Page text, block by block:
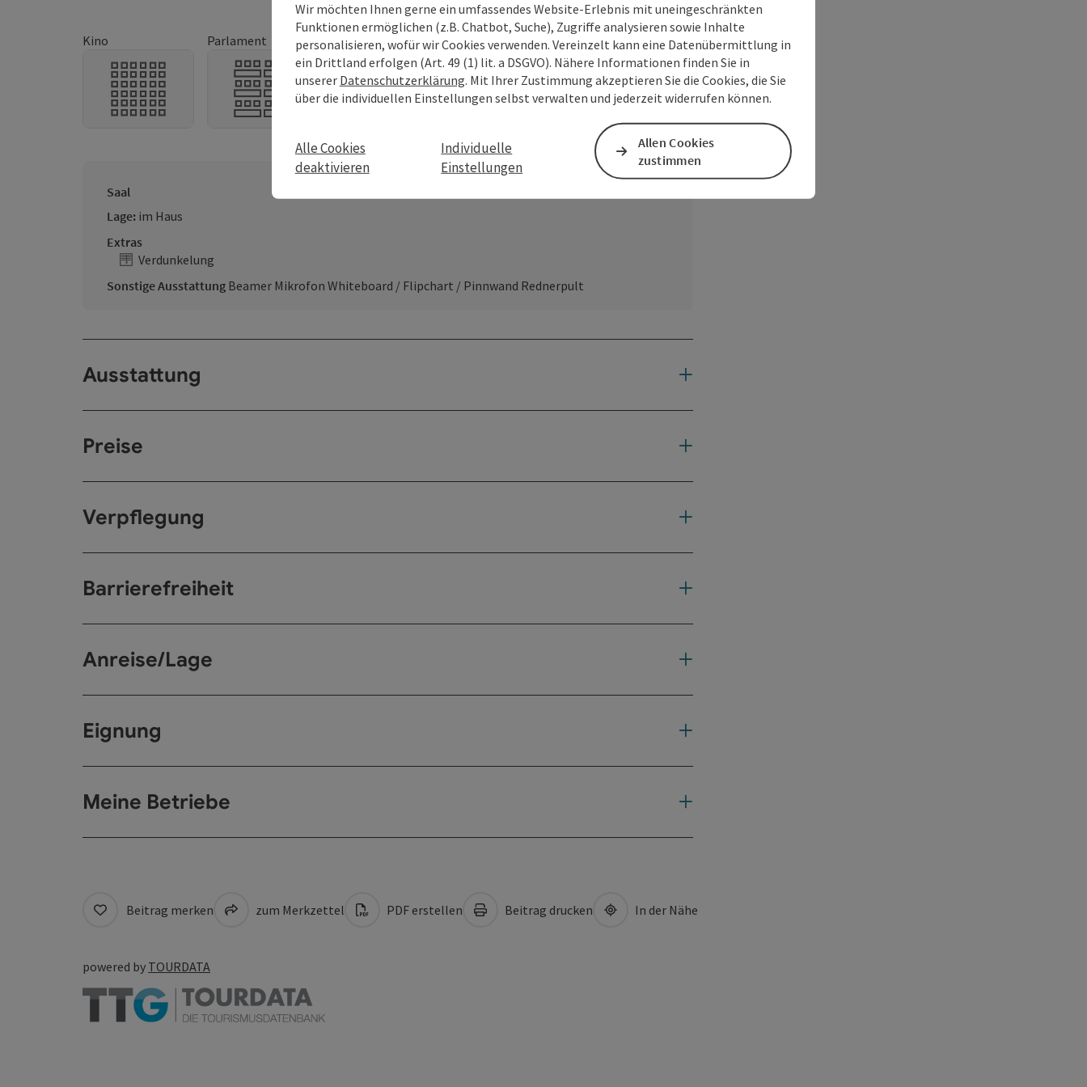
Kino Parlament U-Form Gala
Saal
Lage: im Haus
Extras
Verdunkelung
Sonstige Ausstattung Beamer Mikrofon Whiteboard / Flipchart / Pinnwand Rednerpult
Ausstattung
Preise
Verpflegung
Barrierefreiheit
Anreise/Lage
Eignung
Meine Betriebe
Beitrag merken zum Merkzettel PDF erstellen Beitrag drucken In der Nähe
powered by TOURDATA
Wir möchten Ihnen gerne ein umfassendes Website-Erlebnis mit uneingeschränkten
Funktionen ermöglichen (z.B. Chatbot, Suche), Zugriffe analysieren sowie Inhalte
personalisieren, wofür wir Cookies verwenden. Vereinzelt kann eine Datenübermittlung in
ein Drittland erfolgen (Art. 49 (1) lit. a DSGVO). Nähere Informationen finden Sie in
unserer Datenschutzerklärung. Mit Ihrer Zustimmung akzeptieren Sie die Cookies, die Sie
über die individuellen Einstellungen selbst verwalten und jederzeit widerrufen können.
Alle Cookies
deaktivieren
Individuelle
Einstellungen
Allen Cookies
zustimmen